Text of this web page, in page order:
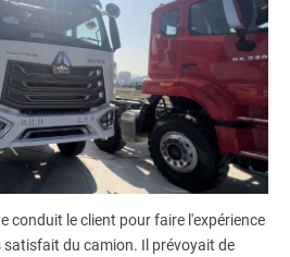
conduit le client pour faire l'expérience
du camion. Il prévoyait de